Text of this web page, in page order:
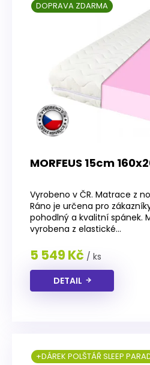
MORFEUS 15cm
hodnocení
produktu
je
4,5
z
hvězdiček.
DOPRAVA ZDARMA
Vyrobeno v ČR. Matrace z
Ráno je určena pro
pohodlný a kvalitní spánek.
vyrobena z elastické...
5 549 Kč / ks
DETAIL
+DÁREK POLŠTÁŘ SLEEP